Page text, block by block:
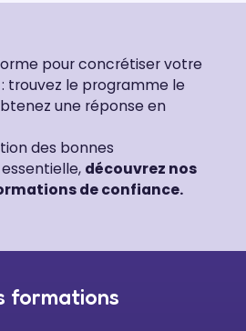
pour concrétiser votre
trouvez le programme le
une réponse en
des bonnes
découvrez nos
de confiance.
formations